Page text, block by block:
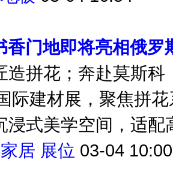
地板
香门地即将亮相俄罗
造拼花；奔赴莫斯
际建材展，聚焦拼
浸式美学空间，适
家居 展位